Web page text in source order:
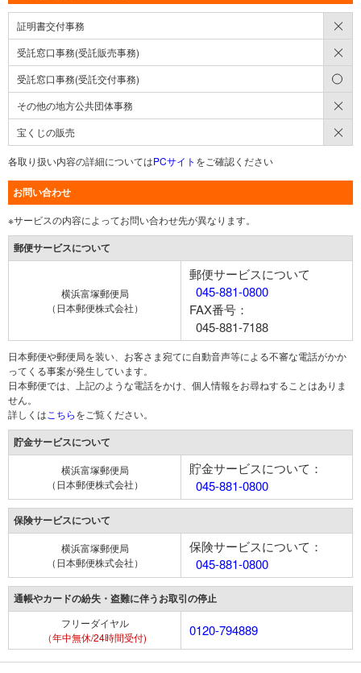
証明書交付事務
受託窓口事務(受託販売事務)
受託窓口事務(受託交付事務)
その他の地方公共団体事務
宝くじの販売
各取り扱い内容の詳細についてはPCサイト をご確認ください
お問い合わせ
※サービスの内容によってお問い合わせ先が異なります。
郵便サービスについて
横浜富塚郵便局
（日本郵便株式会社）
郵便サービスについて
045-881-0800
FAX番号：
045-881-7188
日本郵便や郵便局を装い、お客さま宛てに自動音声等による不審な電話がかか
ってくる事案が発生しています。
日本郵便では、上記のような電話をかけ、個人情報をお尋ねすることはありま
せん。
詳しくは こちらをご覧ください。
貯金サービスについて
横浜富塚郵便局
（日本郵便株式会社）
貯金サービスについて：
045-881-0800
保険サービスについて
横浜富塚郵便局
（日本郵便株式会社）
保険サービスについて：
045-881-0800
通帳やカードの紛失・盗難に伴うお取引の停止
フリーダイヤル
（年中無休/24時間受付)
0120-794889